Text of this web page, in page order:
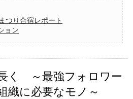
つり合宿レポート
ョン
く ～最強フォロワー
織に必要なモノ～